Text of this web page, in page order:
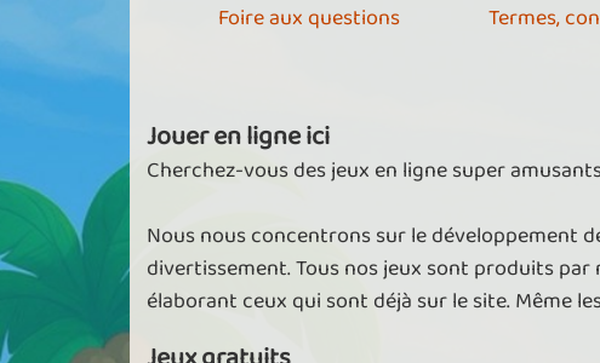
Foire aux questions
Termes,
Jouer en ligne ici
Cherchez-vous des jeux en ligne super
Nous nous concentrons sur le développement
divertissement. Tous nos jeux sont produits
élaborant ceux qui sont déjà sur le site. Même